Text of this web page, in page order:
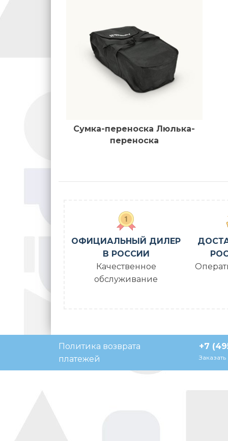
Сумка-переноска Люлька-
переноска
ОФИЦИАЛЬНЫЙ ДИЛЕР
В РОССИИ
Качественное
обслуживание
Политика возврата
платежей
+7
Напишите нам, мы в сети